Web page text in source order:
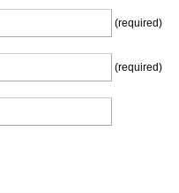
(required)
(required)